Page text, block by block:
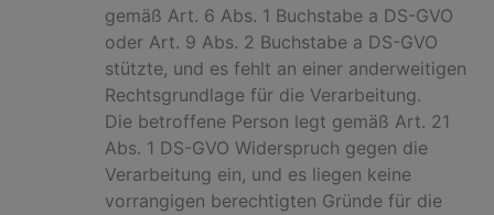
gemäß Art. 6 Abs. 1 Buchstabe a DS-GVO
oder Art. 9 Abs. 2 Buchstabe a DS-GVO
stützte, und es fehlt an einer anderweitigen
Rechtsgrundlage für die Verarbeitung.
Die betroffene Person legt gemäß Art. 21
Abs. 1 DS-GVO Widerspruch gegen die
Verarbeitung ein, und es liegen keine
vorrangigen berechtigten Gründe für die